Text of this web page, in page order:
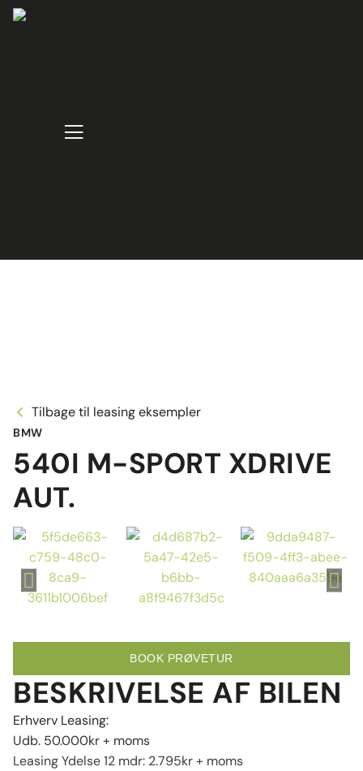
Tilbage til leasing eksempler
BMW
540I M-SPORT XDRIVE
AUT.
BOOK PRØVETUR
BESKRIVELSE AF BILEN
Erhverv Leasing:
Udb. 50.000kr + moms
Leasing Ydelse 12 mdr: 2.795kr + moms